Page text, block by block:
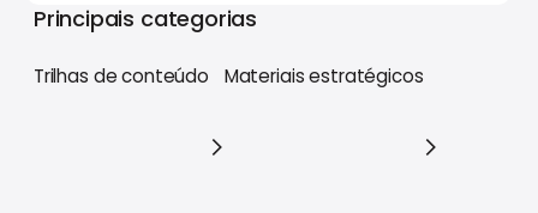
Principais categorias
Trilhas de conteúdo Materiais estratégicos